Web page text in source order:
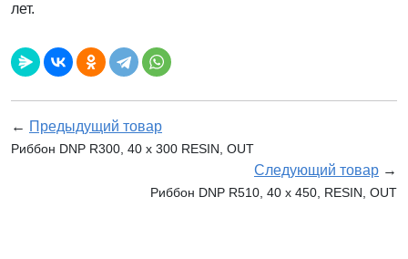
лет.
← Предыдущий товар
Риббон DNP R300, 40 x 300 RESIN, OUT
Следующий товар →
Риббон DNP R510, 40 x 450, RESIN, OUT